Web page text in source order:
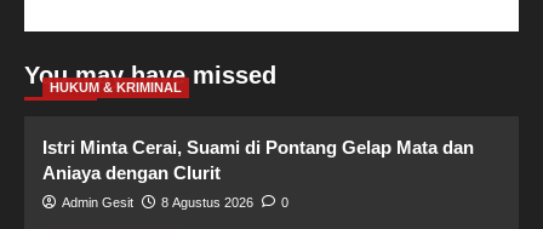
You may have missed
HUKUM & KRIMINAL
Istri Minta Cerai, Suami di Pontang Gelap Mata dan
Aniaya dengan Clurit
Admin Gesit 8 Agustus 2026 0